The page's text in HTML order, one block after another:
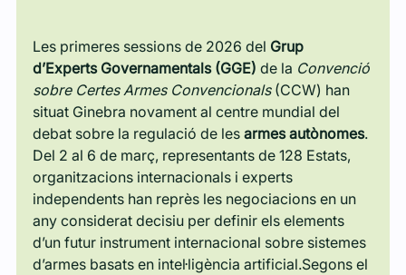
Les primeres sessions de 2026 del Grup
d’Experts Governamentals (GGE) de la Convenció
sobre Certes Armes Convencionals (CCW) han
situat Ginebra novament al centre mundial del
debat sobre la regulació de les armes autònomes.
Del 2 al 6 de març, representants de 128 Estats,
organitzacions internacionals i experts
independents han reprès les negociacions en un
any considerat decisiu per definir els elements
d’un futur instrument internacional sobre sistemes
d’armes basats en intel·ligència artificial.Segons el